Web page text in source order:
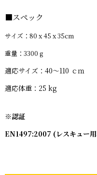
■スペック
サイズ：80 x 45 x 35cm
重量：3300 g
適応サイズ：40〜110 ｃｍ
適応体重：25 kg
※認証
EN1497:2007 (レスキュー